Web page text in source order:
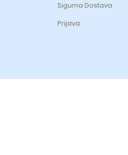
Sigurna Dostava
Prijava